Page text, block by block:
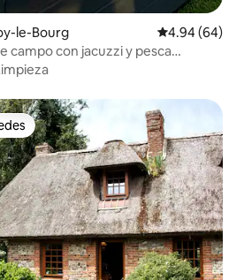
le-Bourg Calificación
4.94 (64)
campo con jacuzzi y pesca